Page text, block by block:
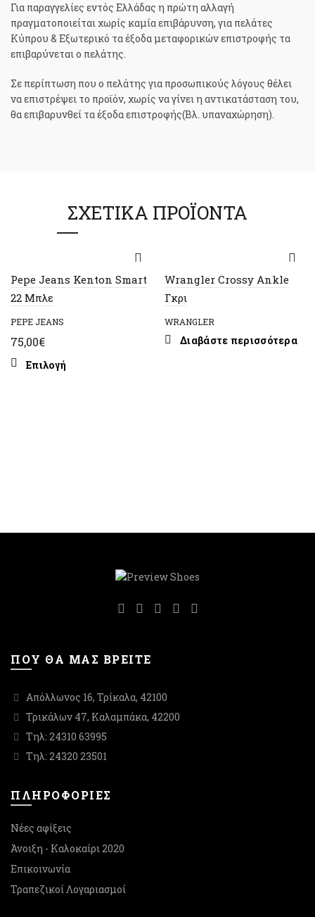
Για παραγγελίες εντός Ελλάδας η πρώτη αλλαγή
πραγματοποιείται χωρίς καμία επιβάρυνση, για πελάτες
Κύπρου & Εξωτερικό τα έξοδα μεταφορικών επιστροφής τα
επιβαρύνεται ο πελάτης.
Σε περίπτωση που ο πελάτης για προσωπικούς λόγους θέλει
να επιστρέψει το προϊόν, χωρίς να γίνει η αντικατάσταση του,
θα επιβαρυνθεί τα έξοδα επιστροφής(Βλ. υπαναχώρηση).
ΣΧΕΤΙΚΆ ΠΡΟΪΌΝΤΑ
Pepe Jeans Kenton Smart
22 Μπλε
PEPE JEANS
75,00€
Επιλογή
στη
Wrangler Crossy Ankle
Γκρι
WRANGLER
Διαβάστε περισσότερα
ΠΟΥ ΘΑ ΜΑΣ ΒΡΕΙΤΕ
Απόλλωνος 16, Τρίκαλα, 42100
Τρικάλων 47, Καλαμπάκα, 42200
Τηλ: 24310 63995
Τηλ: 24320 23501
ΠΛΗΡΟΦΟΡΙΕΣ
Νέες αφίξεις
Άνοιξη - Καλοκαίρι 2020
Επικοινωνία
Τραπεζικοί Λογαριασμοί